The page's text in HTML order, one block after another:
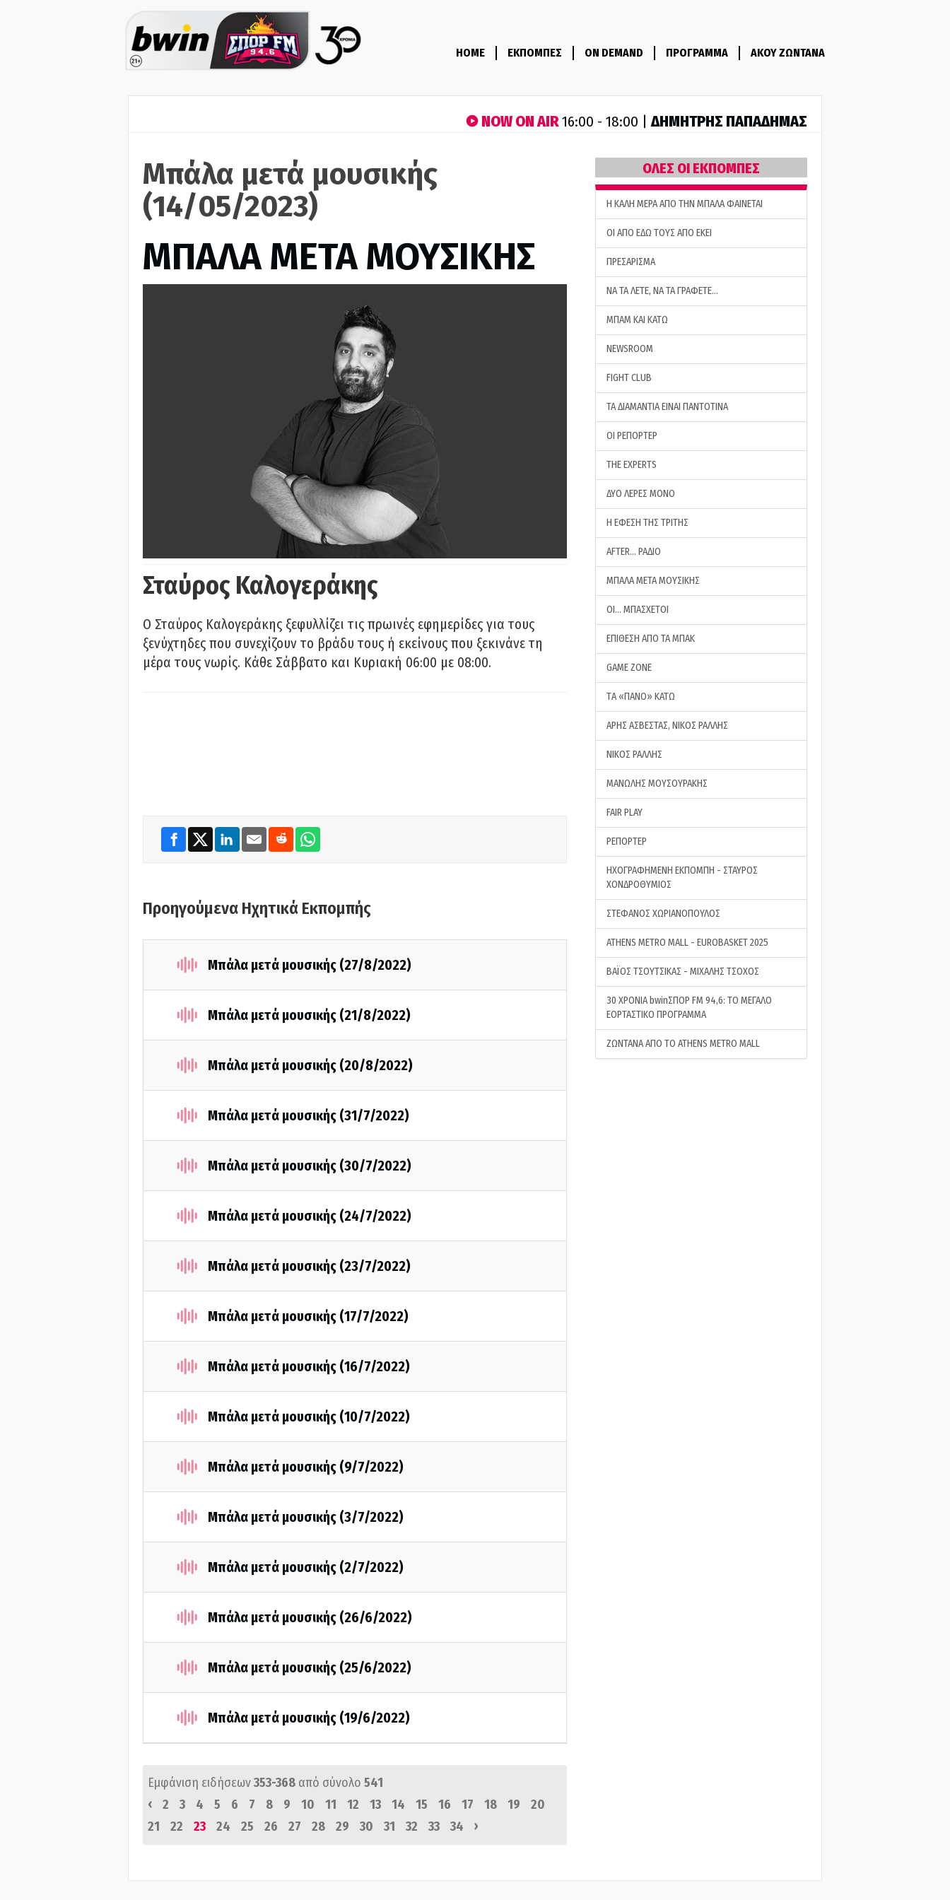
HOME ΕΚΠΟΜΠΕΣ ON DEMAND ΠΡΟΓΡΑΜΜΑ ΑΚΟΥ ΖΩΝΤΑΝΑ
NOW ON AIR16:00 - 18:00 |ΔΗΜΗΤΡΗΣ ΠΑΠΑΔΗΜΑΣ
Μπάλα μετά μουσικής
(14/05/2023)
ΜΠΑΛΑ ΜΕΤΑ ΜΟΥΣΙΚΗΣ
Σταύρος Καλογεράκης
Ο Σταύρος Καλογεράκης ξεφυλλίζει τις πρωινές εφημερίδες για τους
ξενύχτηδες που συνεχίζουν το βράδυ τους ή εκείνους που ξεκινάνε τη
μέρα τους νωρίς. Κάθε Σάββατο και Κυριακή 06:00 με 08:00.
Προηγούμενα Ηχητικά Εκπομπής
Μπάλα μετά μουσικής (27/8/2022)
Μπάλα μετά μουσικής (21/8/2022)
Μπάλα μετά μουσικής (20/8/2022)
Μπάλα μετά μουσικής (31/7/2022)
Μπάλα μετά μουσικής (30/7/2022)
Μπάλα μετά μουσικής (24/7/2022)
Μπάλα μετά μουσικής (23/7/2022)
Μπάλα μετά μουσικής (17/7/2022)
Μπάλα μετά μουσικής (16/7/2022)
Μπάλα μετά μουσικής (10/7/2022)
Μπάλα μετά μουσικής (9/7/2022)
Μπάλα μετά μουσικής (3/7/2022)
Μπάλα μετά μουσικής (2/7/2022)
Μπάλα μετά μουσικής (26/6/2022)
Μπάλα μετά μουσικής (25/6/2022)
Μπάλα μετά μουσικής (19/6/2022)
Εμφάνιση ειδήσεων353-368 από σύνολο 541
‹
2 3 4 5 6 7 8 9 10 11 12 13 14 15 16 17 18 19
20
21
22 23 24 25 26 27 28 29 30 31 32 33 34 ›
ΟΛΕΣ ΟΙ ΕΚΠΟΜΠΕΣ
H ΚΑΛΗ ΜΕΡΑ ΑΠΟ ΤΗΝ ΜΠΑΛΑ ΦΑΙΝΕΤΑΙ
ΟΙ ΑΠΟ ΕΔΩ ΤΟΥΣ ΑΠΟ ΕΚΕΙ
ΠΡΕΣΑΡΙΣΜΑ
ΝΑ ΤΑ ΛΕΤΕ, ΝΑ ΤΑ ΓΡΑΦΕΤΕ…
ΜΠΑΜ ΚΑΙ ΚΑΤΩ
NEWSROOM
FIGHT CLUB
ΤΑ ΔΙΑΜΑΝΤΙΑ ΕΙΝΑΙ ΠΑΝΤΟΤΙΝΑ
ΟΙ ΡΕΠΟΡΤΕΡ
THE EXPERTS
ΔΥΟ ΛΕΡΕΣ ΜΟΝΟ
Η ΕΦΕΣΗ ΤΗΣ ΤΡΙΤΗΣ
AFTER… ΡΑΔΙΟ
ΜΠΑΛΑ ΜΕΤΑ ΜΟΥΣΙΚΗΣ
ΟΙ… ΜΠΑΣΧΕΤΟΙ
ΕΠΙΘΕΣΗ ΑΠΟ ΤΑ ΜΠΑΚ
GAME ZONE
ΤA «ΠΑΝΟ» ΚΑΤΩ
ΑΡΗΣ ΑΣΒΕΣΤΑΣ, ΝΙΚΟΣ ΡΑΛΛΗΣ
ΝΙΚΟΣ ΡΑΛΛΗΣ
ΜΑΝΩΛΗΣ ΜΟΥΣΟΥΡΑΚΗΣ
FAIR PLAY
ΡΕΠΟΡΤΕΡ
ΗΧΟΓΡΑΦΗΜΕΝΗ ΕΚΠΟΜΠΗ - ΣΤΑΥΡΟΣ
ΧΟΝΔΡΟΘΥΜΙΟΣ
ΣΤΕΦΑΝΟΣ ΧΩΡΙΑΝΟΠΟΥΛΟΣ
ATHENS METRO MALL - EUROBASKET 2025
ΒΑΪΟΣ ΤΣΟΥΤΣΙΚΑΣ - ΜΙΧΑΛΗΣ ΤΣΟΧΟΣ
30 ΧΡΟΝΙΑ bwinΣΠΟΡ FM 94,6: ΤΟ ΜΕΓΑΛΟ
ΕΟΡΤΑΣΤΙΚΟ ΠΡΟΓΡΑΜΜΑ
ΖΩΝΤΑΝΑ ΑΠΟ ΤΟ ATHENS METRO MALL